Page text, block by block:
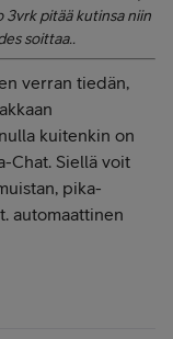
3vrk pitää kutinsa niin
soittaa..
verran tiedän,
kuitenkin on
Chat. Siellä voit
pika-
automaattinen